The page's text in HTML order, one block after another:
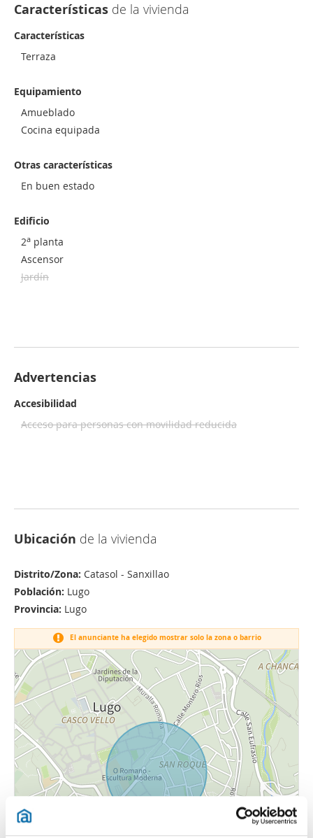
Características de la vivienda
Características
Terraza
Equipamiento
Amueblado
Cocina equipada
Otras características
En buen estado
Edificio
2a planta
Ascensor
Jardín
Advertencias
Accesibilidad
Acceso para personas con movilidad reducida
Ubicación de la vivienda
Distrito/Zona: Catasol - Sanxillao
Población: Lugo
Provincia: Lugo
El anunciante ha elegido mostrar solo la zona o barrio